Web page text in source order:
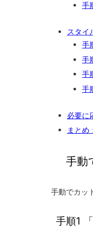
手
スタイ
手
手
手
手
必要に
まとめ
手動
手動でカッ
手順1